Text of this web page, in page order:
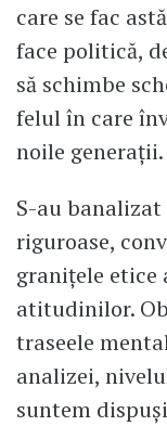
care se fac
face politică,
să schimbe
felul în care
noile generații.
S-au
riguroase,
granițele etice
atitudinilor.
traseele
analizei,
suntem